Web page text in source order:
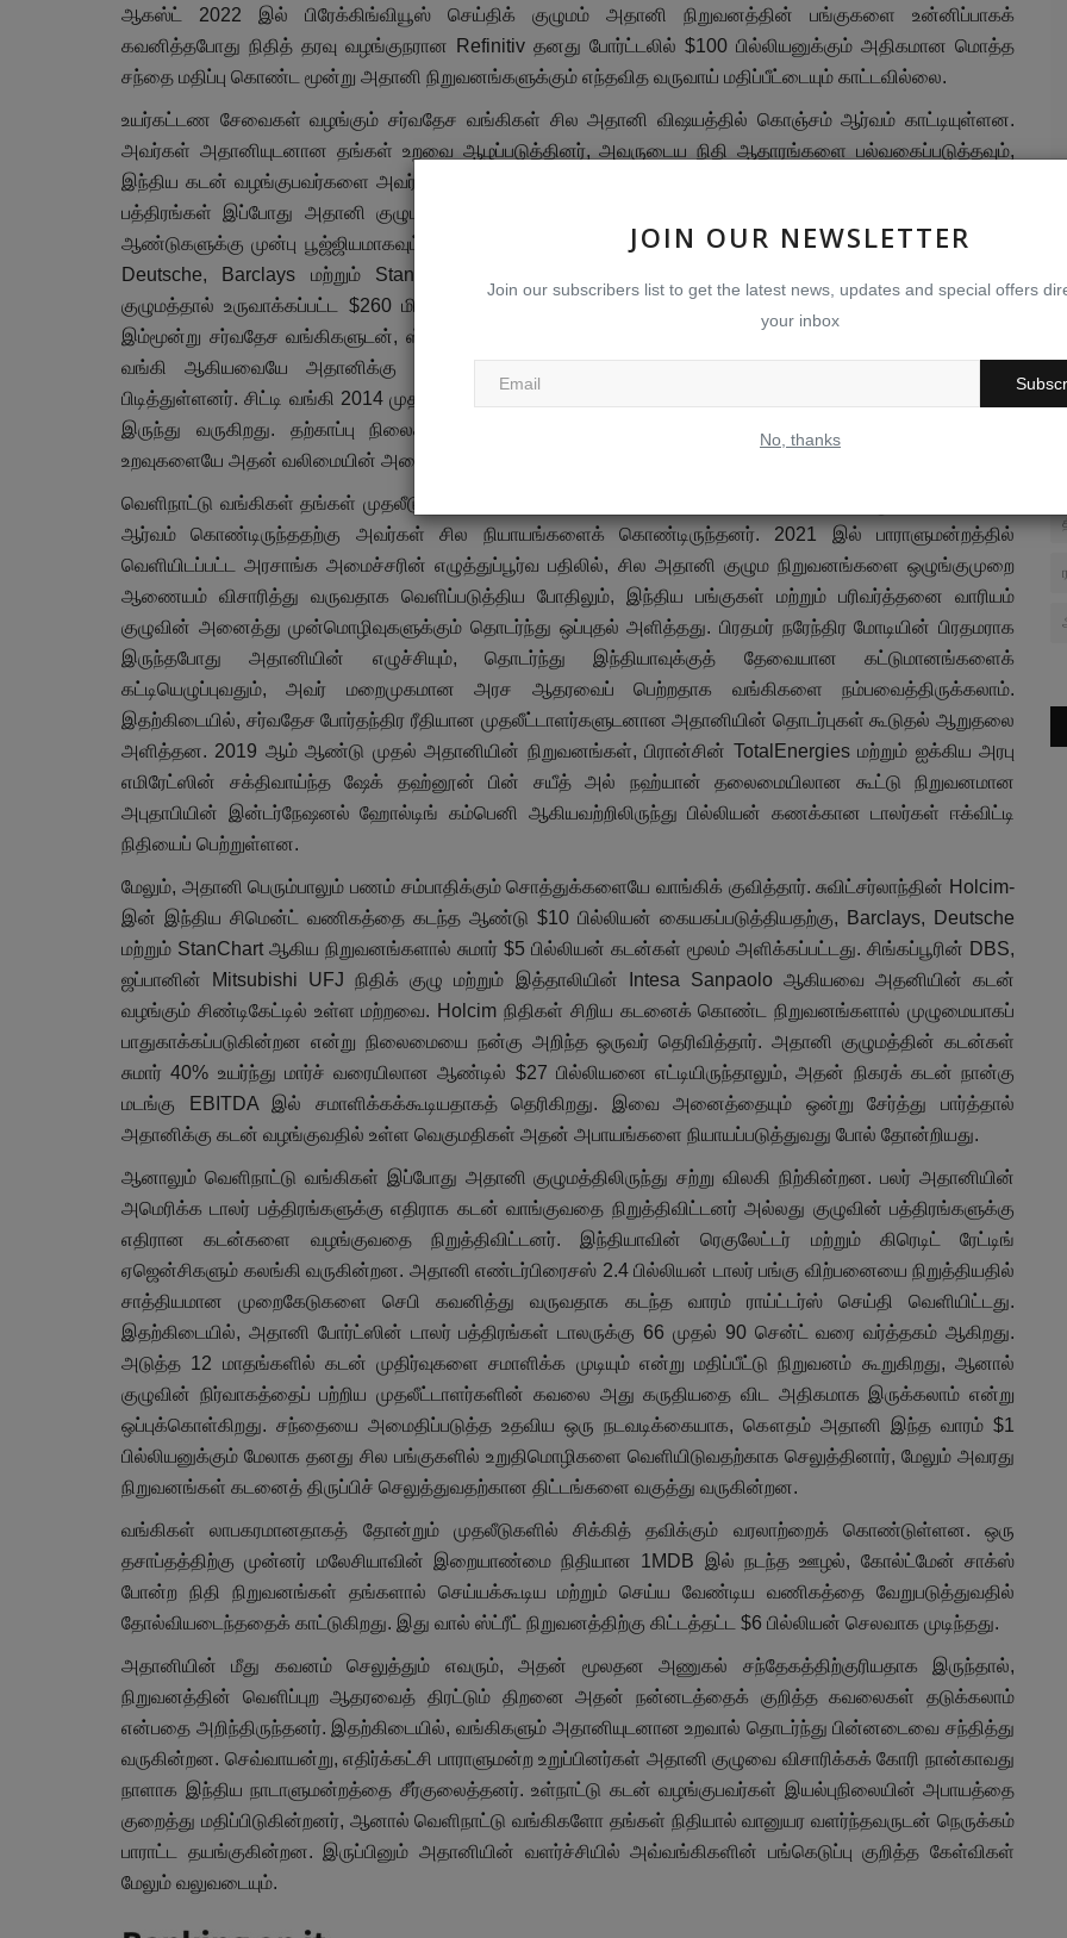
JOIN OUR NEWSLETTER
Join our subscribers list to get the latest news, updates and special offers
your inbox
No, thanks
ஆகஸ்ட் 2022 இல் பிரேக்கிங்வியூஸ் செய்திக் குழுமம் அதானி நிறுவனத்தின் பங்குகளை உன்னிப்பாகக்
கவனித்தபோது நிதித் தரவு வழங்குநரான Refinitiv தனது போர்ட்டலில் $100 பில்லியனுக்கும் அதிகமான மொத்த
சந்தை மதிப்பு கொண்ட மூன்று அதானி நிறுவனங்களுக்கும் எந்தவித வருவாய் மதிப்பீட்டையும் காட்டவில்லை.
உயர்கட்டண சேவைகள் வழங்கும் சர்வதேச வங்கிகள் சில அதானி விஷயத்தில் கொஞ்சம் ஆர்வம் காட்டியுள்ளன.
அவர்கள் அதானியுடனான தங்கள் உறவை ஆழப்படுத்தினர், அவருடைய நிதி ஆதாரங்களை பல்வகைப்படுத்தவும்,
இந்திய கடன் வழங்குபவர்களை அவர் சார்ந்திருப்பதைக் குறைக்கவும் உதவினார்கள். வெளிநாட்டு வங்கிகள் மற்றும்
பத்திரங்கள் இப்போது அதானி குழுமத்தின் கடன்களில் முறையே 18% மற்றும் 37% ஆக உள்ளது, இது ஆறு
ஆண்டுகளுக்கு முன்பு பூஜ்ஜியமாகவும் 14% ஆகவும் இருந்தது என்று Jefferies ஆய்வாளர்கள் தெரிவிக்கின்றனர்.
Deutsche, Barclays மற்றும் StanChart ஆகியவை Dealogic பதிவுகள் தொடங்கியதில் இருந்து அதானி
குழுமத்தால் உருவாக்கப்பட்ட $260 மில்லியன் முதலீட்டு வங்கி வருவாயில் $57 மில்லியன் அளவு பயனடைந்தன.
இம்மூன்று சர்வதேச வங்கிகளுடன், ஸ்டேட் பேங்க் ஆஃப் இந்தியா மற்றும் உள்நாட்டு தனியார் கடன் வழங்கும் ICICI
வங்கி ஆகியவையே அதானிக்கு சேவை செய்வதற்கான கட்டண வசூலிப்பில் முதல் ஐந்து இடங்களைப்
பிடித்துள்ளனர். சிட்டி வங்கி 2014 முதல் அதானியின் கடன் மூலதனச் சந்தை ஒப்பந்தங்களில் சிறந்த ஆலோசகராக
இருந்து வருகிறது. தற்காப்பு நிலைக்கு தள்ளப்பட்டுள்ள அதானி குழுமம் இப்போது அந்த சர்வதேச வங்கி
உறவுகளையே அதன் வலிமையின் அடையாளமாக சுட்டிக்காட்டுகிறது.
வெளிநாட்டு வங்கிகள் தங்கள் முதலீடுகள் பற்றி அமைதியாக இருக்கின்றன, ஆனால் அதானி குழுமத்தில் தாங்கள்
ஆர்வம் கொண்டிருந்ததற்கு அவர்கள் சில நியாயங்களைக் கொண்டிருந்தனர். 2021 இல் பாராளுமன்றத்தில்
வெளியிடப்பட்ட அரசாங்க அமைச்சரின் எழுத்துப்பூர்வ பதிலில், சில அதானி குழும நிறுவனங்களை ஒழுங்குமுறை
ஆணையம் விசாரித்து வருவதாக வெளிப்படுத்திய போதிலும், இந்திய பங்குகள் மற்றும் பரிவர்த்தனை வாரியம்
குழுவின் அனைத்து முன்மொழிவுகளுக்கும் தொடர்ந்து ஒப்புதல் அளித்தது. பிரதமர் நரேந்திர மோடியின் பிரதமராக
இருந்தபோது அதானியின் எழுச்சியும், தொடர்ந்து இந்தியாவுக்குத் தேவையான கட்டுமானங்களைக்
கட்டியெழுப்புவதும், அவர் மறைமுகமான அரச ஆதரவைப் பெற்றதாக வங்கிகளை நம்பவைத்திருக்கலாம்.
இதற்கிடையில், சர்வதேச போர்தந்திர ரீதியான முதலீட்டாளர்களுடனான அதானியின் தொடர்புகள் கூடுதல் ஆறுதலை
அளித்தன. 2019 ஆம் ஆண்டு முதல் அதானியின் நிறுவனங்கள், பிரான்சின் TotalEnergies மற்றும் ஐக்கிய அரபு
எமிரேட்ஸின் சக்திவாய்ந்த ஷேக் தஹ்னூன் பின் சயீத் அல் நஹ்யான் தலைமையிலான கூட்டு நிறுவனமான
அபுதாபியின் இன்டர்நேஷனல் ஹோல்டிங் கம்பெனி ஆகியவற்றிலிருந்து பில்லியன் கணக்கான டாலர்கள் ஈக்விட்டி
நிதியைப் பெற்றுள்ளன.
மேலும், அதானி பெரும்பாலும் பணம் சம்பாதிக்கும் சொத்துக்களையே வாங்கிக் குவித்தார். சுவிட்சர்லாந்தின் Holcim-
இன் இந்திய சிமென்ட் வணிகத்தை கடந்த ஆண்டு $10 பில்லியன் கையகப்படுத்தியதற்கு, Barclays, Deutsche
மற்றும் StanChart ஆகிய நிறுவனங்களால் சுமார் $5 பில்லியன் கடன்கள் மூலம் அளிக்கப்பட்டது. சிங்கப்பூரின் DBS,
ஜப்பானின் Mitsubishi UFJ நிதிக் குழு மற்றும் இத்தாலியின் Intesa Sanpaolo ஆகியவை அதனியின் கடன்
வழங்கும் சிண்டிகேட்டில் உள்ள மற்றவை. Holcim நிதிகள் சிறிய கடனைக் கொண்ட நிறுவனங்களால் முழுமையாகப்
பாதுகாக்கப்படுகின்றன என்று நிலைமையை நன்கு அறிந்த ஒருவர் தெரிவித்தார். அதானி குழுமத்தின் கடன்கள்
சுமார் 40% உயர்ந்து மார்ச் வரையிலான ஆண்டில் $27 பில்லியனை எட்டியிருந்தாலும், அதன் நிகரக் கடன் நான்கு
மடங்கு EBITDA இல் சமாளிக்கக்கூடியதாகத் தெரிகிறது. இவை அனைத்தையும் ஒன்று சேர்த்து பார்த்தால்
அதானிக்கு கடன் வழங்குவதில் உள்ள வெகுமதிகள் அதன் அபாயங்களை நியாயப்படுத்துவது போல் தோன்றியது.
ஆனாலும் வெளிநாட்டு வங்கிகள் இப்போது அதானி குழுமத்திலிருந்து சற்று விலகி நிற்கின்றன. பலர் அதானியின்
அமெரிக்க டாலர் பத்திரங்களுக்கு எதிராக கடன் வாங்குவதை நிறுத்திவிட்டனர் அல்லது குழுவின் பத்திரங்களுக்கு
எதிரான கடன்களை வழங்குவதை நிறுத்திவிட்டனர். இந்தியாவின் ரெகுலேட்டர் மற்றும் கிரெடிட் ரேட்டிங்
ஏஜென்சிகளும் கலங்கி வருகின்றன. அதானி எண்டர்பிரைசஸ் 2.4 பில்லியன் டாலர் பங்கு விற்பனையை நிறுத்தியதில்
சாத்தியமான முறைகேடுகளை செபி கவனித்து வருவதாக கடந்த வாரம் ராய்ட்டர்ஸ் செய்தி வெளியிட்டது.
இதற்கிடையில், அதானி போர்ட்ஸின் டாலர் பத்திரங்கள் டாலருக்கு 66 முதல் 90 சென்ட் வரை வர்த்தகம் ஆகிறது.
அடுத்த 12 மாதங்களில் கடன் முதிர்வுகளை சமாளிக்க முடியும் என்று மதிப்பீட்டு நிறுவனம் கூறுகிறது, ஆனால்
குழுவின் நிர்வாகத்தைப் பற்றிய முதலீட்டாளர்களின் கவலை அது கருதியதை விட அதிகமாக இருக்கலாம் என்று
ஒப்புக்கொள்கிறது. சந்தையை அமைதிப்படுத்த உதவிய ஒரு நடவடிக்கையாக, கௌதம் அதானி இந்த வாரம் $1
பில்லியனுக்கும் மேலாக தனது சில பங்குகளில் உறுதிமொழிகளை வெளியிடுவதற்காக செலுத்தினார், மேலும் அவரது
நிறுவனங்கள் கடனைத் திருப்பிச் செலுத்துவதற்கான திட்டங்களை வகுத்து வருகின்றன.
வங்கிகள் லாபகரமானதாகத் தோன்றும் முதலீடுகளில் சிக்கித் தவிக்கும் வரலாற்றைக் கொண்டுள்ளன. ஒரு
தசாப்தத்திற்கு முன்னர் மலேசியாவின் இறையாண்மை நிதியான 1MDB இல் நடந்த ஊழல், கோல்ட்மேன் சாக்ஸ்
போன்ற நிதி நிறுவனங்கள் தங்களால் செய்யக்கூடிய மற்றும் செய்ய வேண்டிய வணிகத்தை வேறுபடுத்துவதில்
தோல்வியடைந்ததைக் காட்டுகிறது. இது வால் ஸ்ட்ரீட் நிறுவனத்திற்கு கிட்டத்தட்ட $6 பில்லியன் செலவாக முடிந்தது.
அதானியின் மீது கவனம் செலுத்தும் எவரும், அதன் மூலதன அணுகல் சந்தேகத்திற்குரியதாக இருந்தால்,
நிறுவனத்தின் வெளிப்புற ஆதரவைத் திரட்டும் திறனை அதன் நன்னடத்தைக் குறித்த கவலைகள் தடுக்கலாம்
என்பதை அறிந்திருந்தனர். இதற்கிடையில், வங்கிகளும் அதானியுடனான உறவால் தொடர்ந்து பின்னடைவை சந்தித்து
வருகின்றன. செவ்வாயன்று, எதிர்க்கட்சி பாராளுமன்ற உறுப்பினர்கள் அதானி குழுவை விசாரிக்கக் கோரி நான்காவது
நாளாக இந்திய நாடாளுமன்றத்தை சீர்குலைத்தனர். உள்நாட்டு கடன் வழங்குபவர்கள் இயல்புநிலையின் அபாயத்தை
குறைத்து மதிப்பிடுகின்றனர், ஆனால் வெளிநாட்டு வங்கிகளோ தங்கள் நிதியால் வானுயர வளர்ந்தவருடன் நெருக்கம்
பாராட்ட தயங்குகின்றன. இருப்பினும் அதானியின் வளர்ச்சியில் அவ்வங்கிகளின் பங்கெடுப்பு குறித்த கேள்விகள்
மேலும் வலுவடையும்.
மார்கன் நூலில் இரும்பு கண்டுபிடிப்பு பற்றி
Jan 30, 2026 229
தொகுப்பு - அ.கா.ஈஸ்வரன்
கடன் பொறியும்: தொடர்கதையாகும்...
செந்தளம் செய்திப்பிரிவு